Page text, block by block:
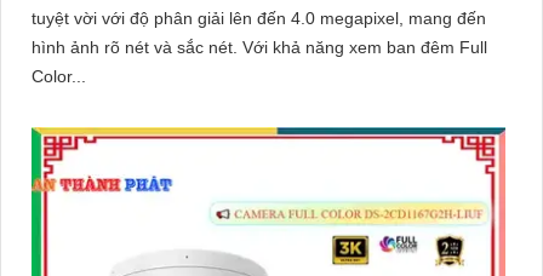
tuyệt vời với độ phân giải lên đến 4.0 megapixel, mang đến
hình ảnh rõ nét và sắc nét. Với khả năng xem ban đêm Full
Color...